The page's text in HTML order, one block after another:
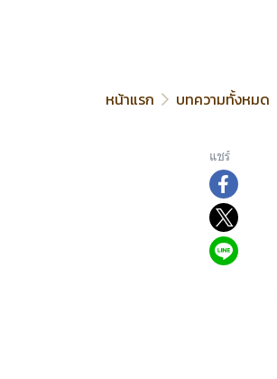
หน้าแรก บทความทั้งหมด
แชร์